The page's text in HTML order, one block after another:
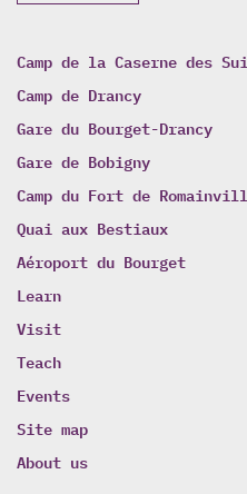
Camp de la Caserne des
Camp de Drancy
Gare du Bourget-Drancy
Gare de Bobigny
Camp du Fort de
Quai aux Bestiaux
Aéroport du Bourget
Learn
Visit
Teach
Events
Site map
About us